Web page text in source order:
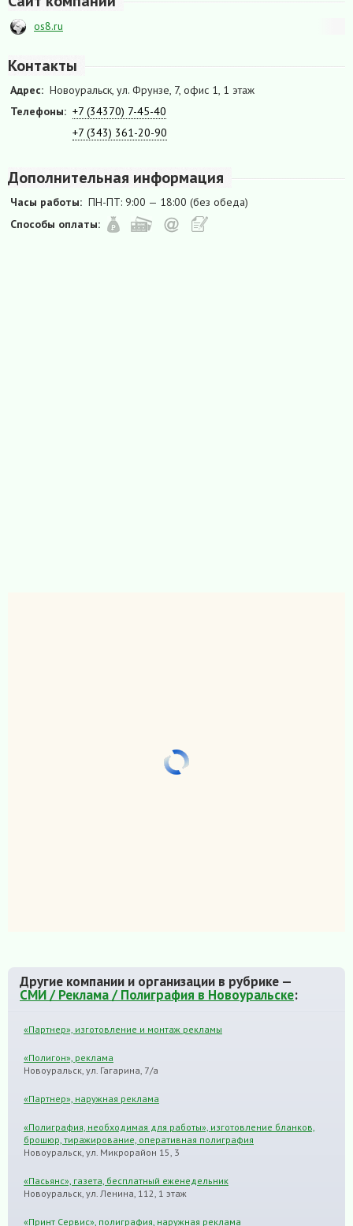
os8.ru
Контакты
Адрес: Новоуральск, ул. Фрунзе, 7, офис 1, 1 этаж
Телефоны: +7 (34370) 7-45-40
+7 (343) 361-20-90
Дополнительная информация
Часы работы: ПН-ПТ: 9:00 — 18:00 (без обеда)
Способы оплаты:
Другие компании и организации в рубрике —
СМИ / Реклама / Полиграфия в Новоуральске:
«Партнер», изготовление и монтаж рекламы
«Полигон», реклама
Новоуральск, ул. Гагарина, 7/а
«Партнер», наружная реклама
«Полиграфия, необходимая для работы», изготовление бланков,
брошюр, тиражирование, оперативная полиграфия
Новоуральск, ул. Микрорайон 15, 3
«Пасьянс», газета, бесплатный еженедельник
Новоуральск, ул. Ленина, 112, 1 этаж
«Принт Сервис», полиграфия, наружная реклама